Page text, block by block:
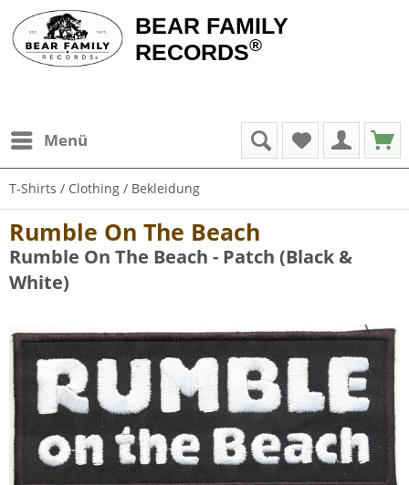
BEAR FAMILY
RECORDS®
Menü
T-Shirts / Clothing / Bekleidung
Rumble On The Beach
Rumble On The Beach - Patch (Black &
White)